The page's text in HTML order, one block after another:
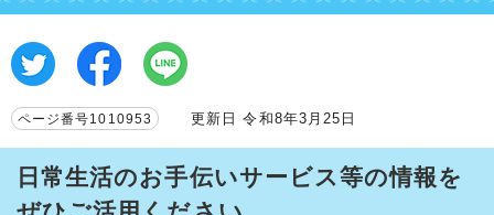
ページ番号1010953 更新日 令和8年3月25日
日常生活のお手伝いサービス等の情報を